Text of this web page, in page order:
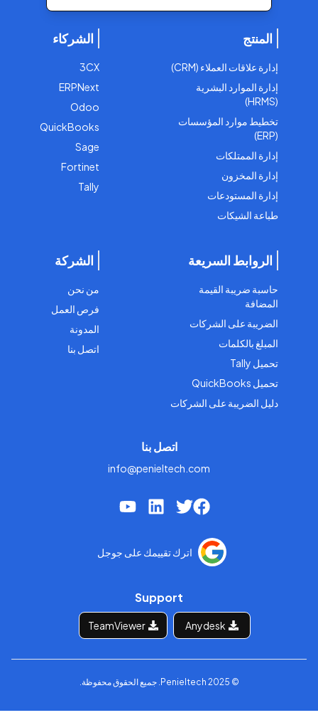
المنتج
إدارة علاقات العملاء (CRM)
إدارة الموارد البشرية
(HRMS)
تخطيط موارد المؤسسات
(ERP)
إدارة الممتلكات
إدارة المخزون
إدارة المستودعات
طباعة الشيكات
الشركاء
3CX
ERPNext
Odoo
QuickBooks
Sage
Fortinet
Tally
الروابط السريعة
حاسبة ضريبة القيمة
المضافة
الضريبة على الشركات
المبلغ بالكلمات
تحميل Tally
تحميل QuickBooks
دليل الضريبة على الشركات
الشركة
من نحن
فرص العمل
المدونة
اتصل بنا
اتصل بنا
info@penieltech.com
اترك تقييمك على جوجل
Support
Anydesk
TeamViewer
© 2025 Penieltech. جميع الحقوق محفوظة.